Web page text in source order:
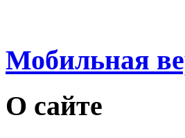
Мобильная
О сайте